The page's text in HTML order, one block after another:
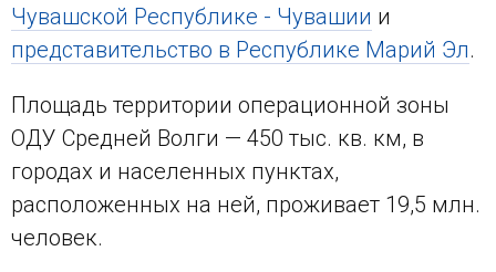
Чувашской Республике - Чувашии и
представительство в Республике Марий Эл.
Площадь территории операционной зоны
ОДУ Средней Волги — 450 тыс. кв. км, в
городах и населенных пунктах,
расположенных на ней, проживает 19,5 млн.
человек.